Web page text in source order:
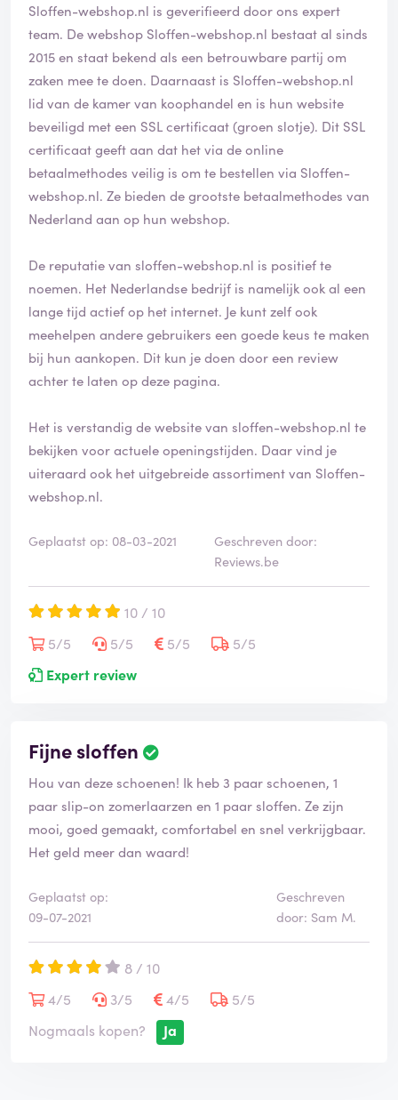
o
o
r
d
e
l
i
n
g
i
s
g
v
e
r
i
f
i
e
e
d
Sloffen-webshop.nl is geverifieerd door ons expert
team. De webshop Sloffen-webshop.nl bestaat al sinds
2015 en staat bekend als een betrouwbare partij om
zaken mee te doen. Daarnaast is Sloffen-webshop.nl
lid van de kamer van koophandel en is hun website
beveiligd met een SSL certificaat (groen slotje). Dit SSL
certificaat geeft aan dat het via de online
betaalmethodes veilig is om te bestellen via Sloffen-
webshop.nl. Ze bieden de grootste betaalmethodes van
Nederland aan op hun webshop.
De reputatie van sloffen-webshop.nl is positief te
noemen. Het Nederlandse bedrijf is namelijk ook al een
lange tijd actief op het internet. Je kunt zelf ook
meehelpen andere gebruikers een goede keus te maken
bij hun aankopen. Dit kun je doen door een review
achter te laten op deze pagina.
Het is verstandig de website van sloffen-webshop.nl te
bekijken voor actuele openingstijden. Daar vind je
uiteraard ook het uitgebreide assortiment van Sloffen-
webshop.nl.
Geplaatst op: 08-03-2021
Geschreven door:
Reviews.be
10 / 10
5/5
5/5 5/5
5/5
Expert review
Fijne sloffen
B
o
o
r
d
e
s
g
e
v
e
Hou van deze schoenen! Ik heb 3 paar schoenen, 1
paar slip-on zomerlaarzen en 1 paar sloffen. Ze zijn
mooi, goed gemaakt, comfortabel en snel verkrijgbaar.
Het geld meer dan waard!
Geplaatst op:
09-07-2021
Geschreven
door: Sam M.
8 / 10
4/5
3/5 4/5
5/5
Nogmaals kopen?
Ja